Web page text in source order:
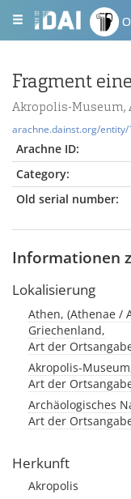
Akropolis-Museum,
arachne.dainst.org/entity/
Arachne ID:
Category:
Old serial number:
Informationen
Lokalisierung
Athen, (Athenae /
Griechenland,
Art der
Akropolis-
Art der
Archäologisches
Art der
Herkunft
Akropolis